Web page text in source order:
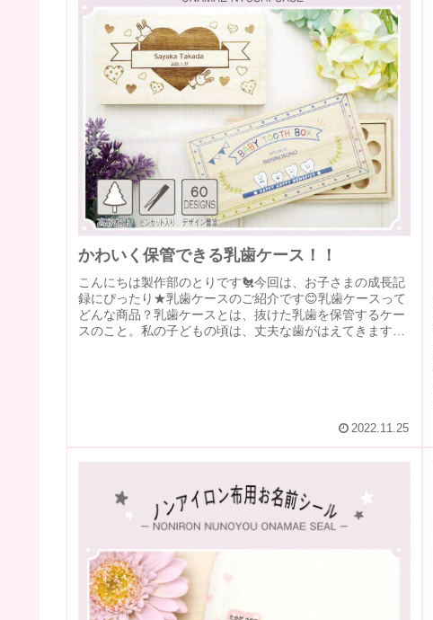
かわいく保管できる乳歯ケース！！
こんにちは製作部のとりです🐔今回は、お子さまの成長記
録にぴったり★乳歯ケースのご紹介です😊乳歯ケースって
どんな商品？乳歯ケースとは、抜けた乳歯を保管するケー
スのこと。私の子どもの頃は、丈夫な歯がはえてきますよ
2022.11.25